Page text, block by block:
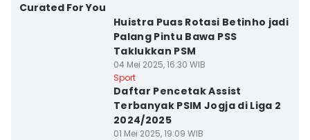
Curated For You
Huistra Puas Rotasi Betinho jadi
Palang Pintu Bawa PSS
Taklukkan PSM
04 Mei 2025, 16:30 WIB
Sport
Daftar Pencetak Assist
Terbanyak PSIM Jogja di Liga 2
2024/2025
01 Mei 2025, 19:09 WIB